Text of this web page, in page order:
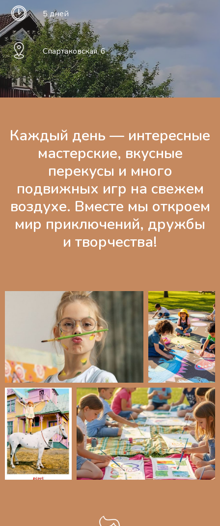
5 дней
Спартаковская, 6
Каждый день — интересные
мастерские, вкусные
перекусы и много
подвижных игр на свежем
воздухе. Вместе мы откроем
мир приключений, дружбы
и творчества!